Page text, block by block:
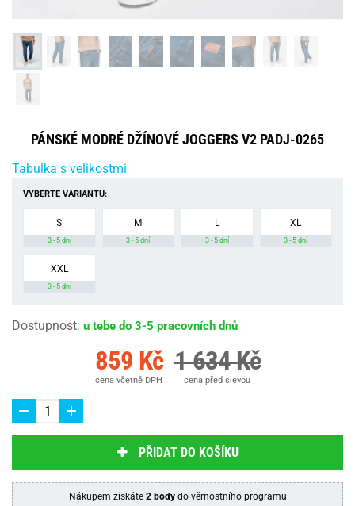
PÁNSKÉ MODRÉ DŽÍNOVÉ JOGGERS V2 PADJ-0265
Tabulka s velikostmi
VYBERTE VARIANTU:
S
3 - 5 dní
M
3 - 5 dní
L
3 - 5 dní
XL
3 - 5 dní
XXL
3 - 5 dní
Dostupnost: u tebe do 3-5 pracovních dnů
859 Kč
cena včetně DPH
1 634 Kč
cena před slevou
PŘIDAT DO KOŠÍKU
Nákupem získáte 2 bodydo věrnostního programu